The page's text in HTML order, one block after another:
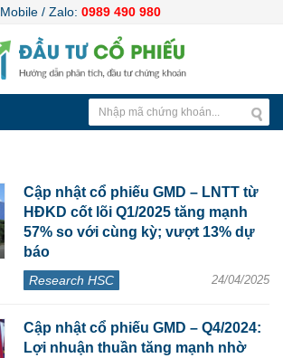
Mobile / Zalo: 0989 490 980
Cập nhật cổ phiếu GMD – LNTT từ
HĐKD cốt lõi Q1/2025 tăng mạnh
57% so với cùng kỳ; vượt 13% dự
báo
Research HSC 24/04/2025
Cập nhật cổ phiếu GMD – Q4/2024:
Lợi nhuận thuần tăng mạnh nhờ